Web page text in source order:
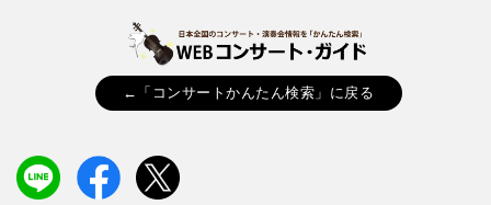
←「コンサートかんたん検索」に戻る